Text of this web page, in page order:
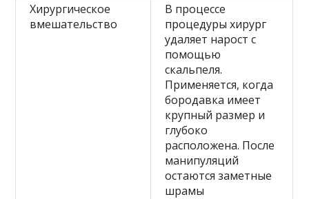
Хирургическое
вмешательство
В процессе
процедуры хирург
удаляет нарост с
помощью
скальпеля.
Применяется, когда
бородавка имеет
крупный размер и
глубоко
расположена. После
манипуляций
остаются заметные
шрамы